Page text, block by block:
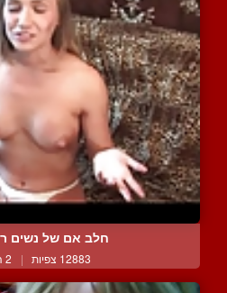
חלב אם של נשים
12883 צפיות | 2 המלצות